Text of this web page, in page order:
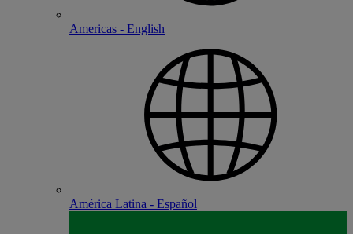
Americas - English
América Latina - Español